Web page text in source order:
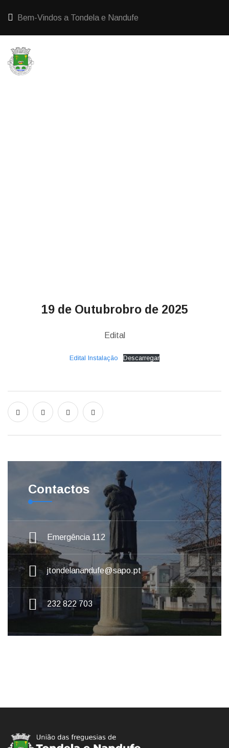
Bem-Vindos a Tondela e Nandufe
19 de Outubrobro de 2025
Edital
Edital Instalação Descarregar
Contactos
Emergência 112
jtondelanandufe@sapo.pt
232 822 703